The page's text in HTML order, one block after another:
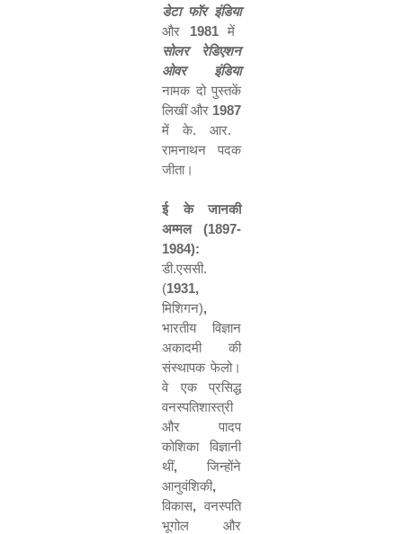
डेटा फॉर इंडिया
और 1981में
सोलर रेडिएशन
ओवर इंडिया
नामक दो पुस्तकें
लिखीं और 1987
में के. आर.
रामनाथन पदक
जीता।
ई के जानकी
अम्मल (1897-
1984):
डी.एससी.
(1931,
मिशिगन),
भारतीय विज्ञान
अकादमी की
संस्थापक फेलो।
वे एक प्रसिद्ध
वनस्पतिशास्त्री
और पादप
कोशिका विज्ञानी
थीं, जिन्होंने
आनुवंशिकी,
विकास, वनस्पति
भूगोल और